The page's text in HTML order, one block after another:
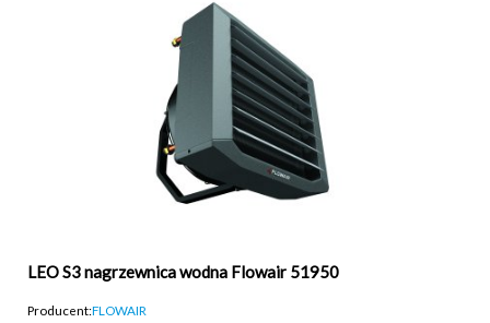
LEO S3 nagrzewnica wodna Flowair 51950
Producent:FLOWAIR